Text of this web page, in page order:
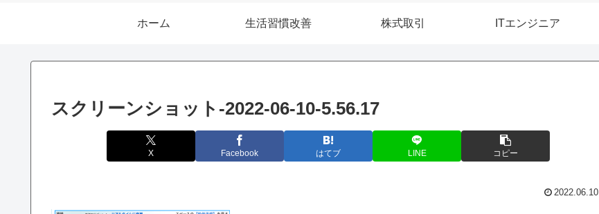
ホーム 生活習慣改善 株式取引 ITエンジニア
スクリーンショット-2022-06-10-5.56.17
X Facebook はてブ LINE コピー
2022.06.10